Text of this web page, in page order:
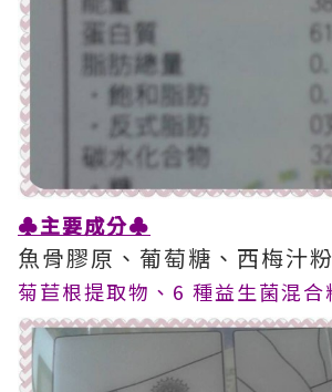
♣主要成分♣
魚骨膠原、葡萄糖、西梅汁粉
菊苣根提取物、6 種益生菌混合